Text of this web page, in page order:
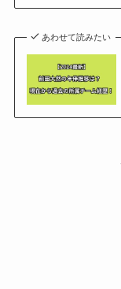
あわせて読みたい